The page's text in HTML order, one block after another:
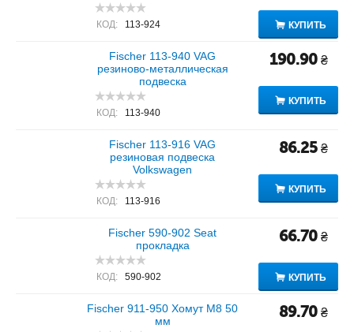
КОД: 113-924 КУПИТЬ
Fischer 113-940 VAG
резиново-металлическая
подвеска
КОД: 113-940
190.90 ₴
КУПИТЬ
Fischer 113-916 VAG
резиновая подвеска
Volkswagen
КОД: 113-916
86.25 ₴
КУПИТЬ
Fischer 590-902 Seat
прокладка
КОД: 590-902
66.70 ₴
КУПИТЬ
Fischer 911-950 Хомут M8 50
мм
89.70 ₴